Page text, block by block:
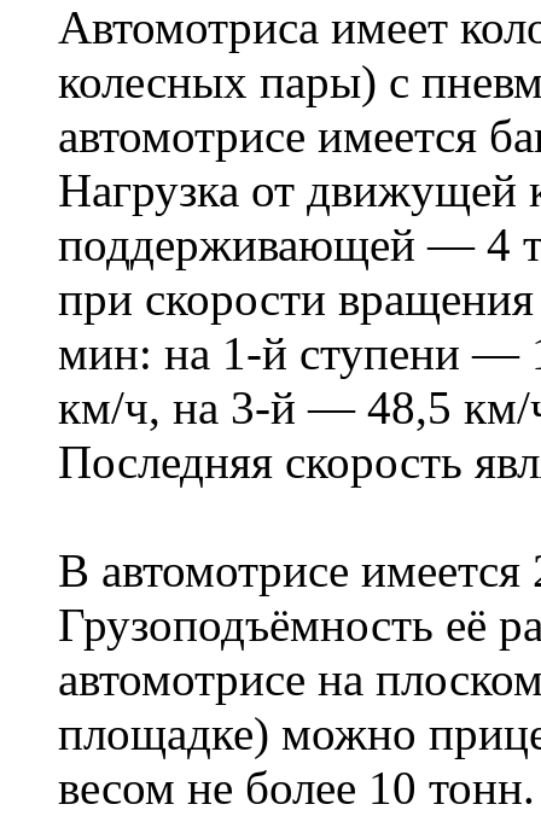
Автомотриса имеет
колесных пары) с
автомотрисе имеется
Нагрузка от
поддерживающей — 4
при скорости
мин: на 1-й ступени
км/ч, на 3-й — 48,5
Последняя скорость
В автомотрисе
Грузоподъёмность её
автомотрисе на
площадке) можно
весом не более 10 тонн.